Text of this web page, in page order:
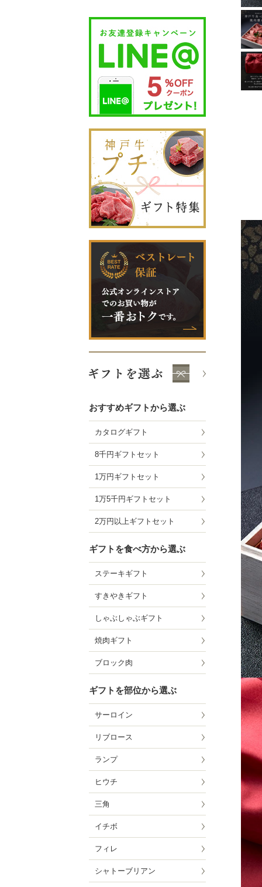
おすすめギフトから選ぶ
カタログギフト
8千円ギフトセット
1万円ギフトセット
1万5千円ギフトセット
2万円以上ギフトセット
ギフトを食べ方から選ぶ
ステーキギフト
すきやきギフト
しゃぶしゃぶギフト
焼肉ギフト
ブロック肉
ギフトを部位から選ぶ
サーロイン
リブロース
ランプ
ヒウチ
三角
イチボ
フィレ
シャトーブリアン